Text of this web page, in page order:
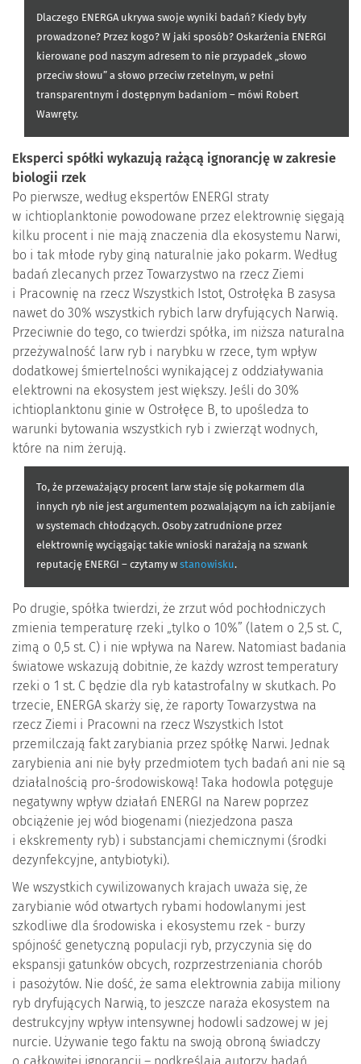
Dlaczego ENERGA ukrywa swoje wyniki badań? Kiedy były
prowadzone? Przez kogo? W jaki sposób? Oskarżenia ENERGI
kierowane pod naszym adresem to nie przypadek „słowo
przeciw słowu” a słowo przeciw rzetelnym, w pełni
transparentnym i dostępnym badaniom – mówi Robert
Wawręty.
Eksperci spółki wykazują rażącą ignorancję w zakresie
biologii rzek
Po pierwsze, według ekspertów ENERGI straty
w ichtioplanktonie powodowane przez elektrownię sięgają
kilku procent i nie mają znaczenia dla ekosystemu Narwi,
bo i tak młode ryby giną naturalnie jako pokarm. Według
badań zlecanych przez Towarzystwo na rzecz Ziemi
i Pracownię na rzecz Wszystkich Istot, Ostrołęka B zasysa
nawet do 30% wszystkich rybich larw dryfujących Narwią.
Przeciwnie do tego, co twierdzi spółka, im niższa naturalna
przeżywalność larw ryb i narybku w rzece, tym wpływ
dodatkowej śmiertelności wynikającej z oddziaływania
elektrowni na ekosystem jest większy. Jeśli do 30%
ichtioplanktonu ginie w Ostrołęce B, to upośledza to
warunki bytowania wszystkich ryb i zwierząt wodnych,
które na nim żerują.
To, że przeważający procent larw staje się pokarmem dla
innych ryb nie jest argumentem pozwalającym na ich zabijanie
w systemach chłodzących. Osoby zatrudnione przez
elektrownię wyciągając takie wnioski narażają na szwank
reputację ENERGI – czytamy w stanowisku.
Po drugie, spółka twierdzi, że zrzut wód pochłodniczych
zmienia temperaturę rzeki „tylko o 10%” (latem o 2,5 st. C,
zimą o 0,5 st. C) i nie wpływa na Narew. Natomiast badania
światowe wskazują dobitnie, że każdy wzrost temperatury
rzeki o 1 st. C będzie dla ryb katastrofalny w skutkach. Po
trzecie, ENERGA skarży się, że raporty Towarzystwa na
rzecz Ziemi i Pracowni na rzecz Wszystkich Istot
przemilczają fakt zarybiania przez spółkę Narwi. Jednak
zarybienia ani nie były przedmiotem tych badań ani nie są
działalnością pro-środowiskową! Taka hodowla potęguje
negatywny wpływ działań ENERGI na Narew poprzez
obciążenie jej wód biogenami (niezjedzona pasza
i ekskrementy ryb) i substancjami chemicznymi (środki
dezynfekcyjne, antybiotyki).
We wszystkich cywilizowanych krajach uważa się, że
zarybianie wód otwartych rybami hodowlanymi jest
szkodliwe dla środowiska i ekosystemu rzek - burzy
spójność genetyczną populacji ryb, przyczynia się do
ekspansji gatunków obcych, rozprzestrzeniania chorób
i pasożytów. Nie dość, że sama elektrownia zabija miliony
ryb dryfujących Narwią, to jeszcze naraża ekosystem na
destrukcyjny wpływ intensywnej hodowli sadzowej w jej
nurcie. Używanie tego faktu na swoją obroną świadczy